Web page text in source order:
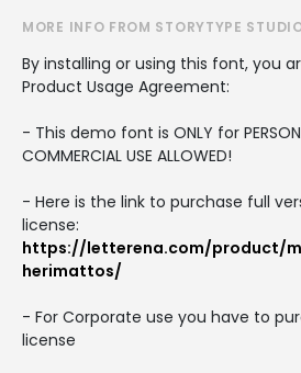
MORE INFO FROM STORYTYPE
By installing or using this font, you
Product Usage Agreement:
- This demo font is ONLY for
COMMERCIAL USE ALLOWED!
- Here is the link to purchase full
license:
https://letterena.com/product/
herimattos/
- For Corporate use you have to
license